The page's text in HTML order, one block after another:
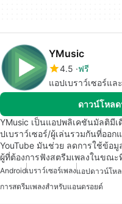
YMusic
4.5 ฟรี
แอปเบราว์เซอร์แล
ดาวน์โหล
YMusic เป็นแอปพลิเคชันมัลติมี
ปเบราว์เซอร์/ผู้เล่นรวมกันที่ออ
YouTube มันช่วย ลดการใช้ข้อ
ผู้ที่ต้องการฟังสตรีมเพลงในขณะ
Androidเบราว์เซอร์เพลงแอปดาวน์โห
การสตรีมเพลงสำหรับแอนดรอยด์